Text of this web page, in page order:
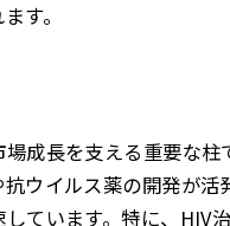
す。
成長を支える重要な
ウイルス薬の開発が
ています。特に、HIV